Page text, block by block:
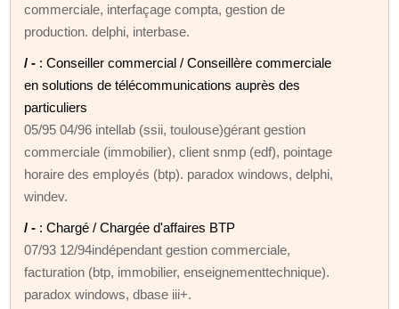
commerciale, interfaçage compta, gestion de
production. delphi, interbase.
/ - : Conseiller commercial / Conseillère commerciale
en solutions de télécommunications auprès des
particuliers
05/95 04/96 intellab (ssii, toulouse)gérant gestion
commerciale (immobilier), client snmp (edf), pointage
horaire des employés (btp). paradox windows, delphi,
windev.
/ - : Chargé / Chargée d'affaires BTP
07/93 12/94indépendant gestion commerciale,
facturation (btp, immobilier, enseignementtechnique).
paradox windows, dbase iii+.